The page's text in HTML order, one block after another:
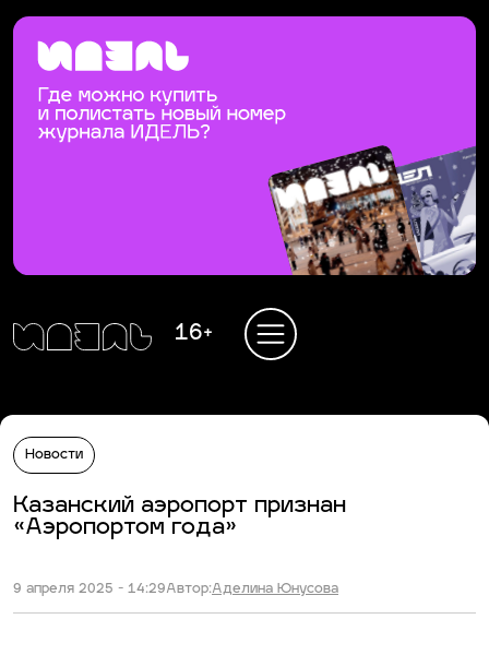
16+
Новости
Казанский аэропорт признан
«Аэропортом года»
9 апреля 2025 - 14:29Автор:Аделина Юнусова